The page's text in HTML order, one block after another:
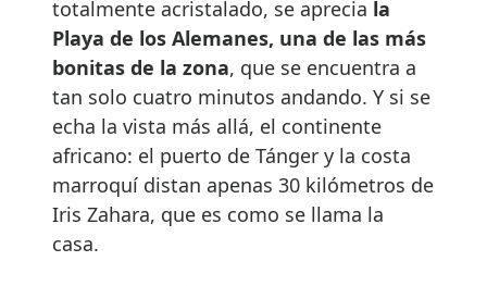
totalmente acristalado, se aprecia la
Playa de los Alemanes, una de las más
bonitas de la zona, que se encuentra a
tan solo cuatro minutos andando. Y si se
echa la vista más allá, el continente
africano: el puerto de Tánger y la costa
marroquí distan apenas 30 kilómetros de
Iris Zahara, que es como se llama la
casa.